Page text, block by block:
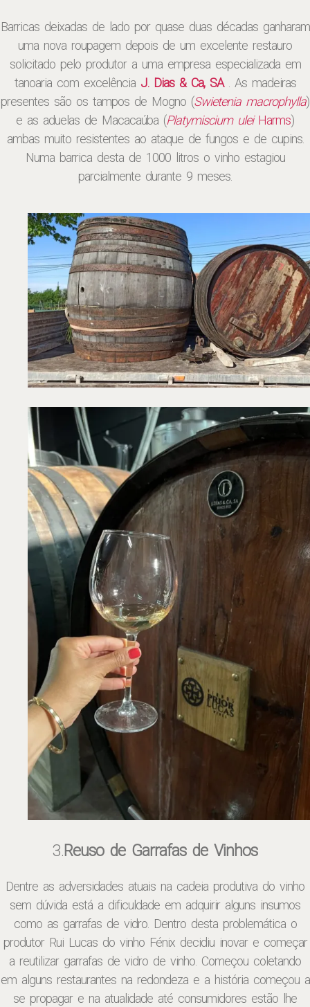
Barricas deixadas de lado por quase duas décadas ganharam
uma nova roupagem depois de um excelente restauro
solicitado pelo produtor a uma empresa especializada em
tanoaria com excelência J. Dias & Ca, SA. As madeiras
presentes são os tampos de Mogno (Swietenia macrophylla)
e as aduelas de Macacaúba (Platymiscium uleiHarms)
ambas muito resistentes ao ataque de fungos e de cupins.
Numa barrica desta de 1000 litros o vinho estagiou
parcialmente durante 9 meses.
3.Reuso de Garrafas de Vinhos
Dentre as adversidades atuais na cadeia produtiva do vinho
sem dúvida está a dificuldade em adquirir alguns insumos
como as garrafas de vidro. Dentro desta problemática o
produtor Rui Lucas do vinho Fénix decidiu inovar e começar
a reutilizar garrafas de vidro de vinho. Começou coletando
em alguns restaurantes na redondeza e a história começou a
se propagar e na atualidade até consumidores estão lhe